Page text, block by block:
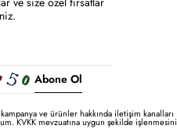
ve size özel fırsatlar
Abone Ol
ve ürünler hakkında iletişim kanalları
KVKK mevzuatına uygun şekilde işlenmesini